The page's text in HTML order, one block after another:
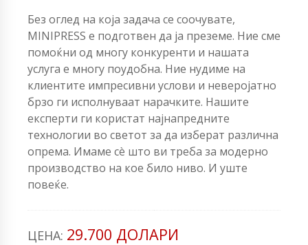
Без оглед на која задача се соочувате,
MINIPRESS е подготвен да ја преземе. Ние сме
помоќни од многу конкуренти и нашата
услуга е многу поудобна. Ние нудиме на
клиентите импресивни услови и неверојатно
брзо ги исполнуваат нарачките. Нашите
експерти ги користат најнапредните
технологии во светот за да изберат различна
опрема. Имаме сè што ви треба за модерно
производство на кое било ниво. И уште
повеќе.
ЦЕНА: 29.700 ДОЛАРИ